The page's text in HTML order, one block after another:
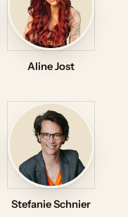
Aline Jost
Stefanie Schnier